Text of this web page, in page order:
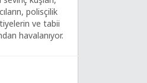
polisçilik
ve tabii
havalanıyor.